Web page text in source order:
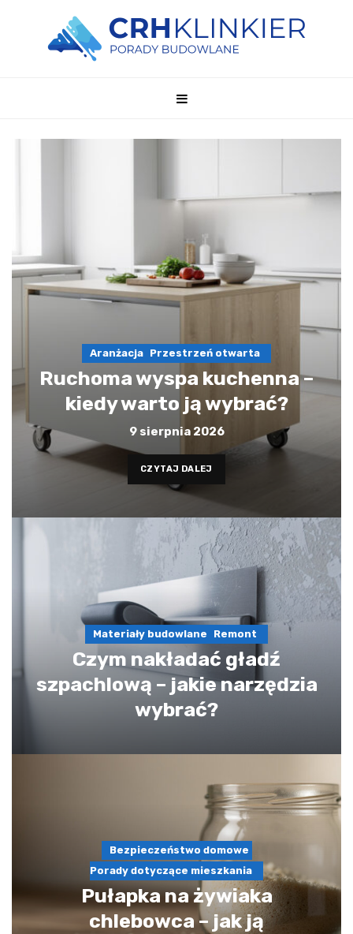
Aranżacja Przestrzeń otwarta
Ruchoma wyspa kuchenna –
kiedy warto ją wybrać?
9 sierpnia 2026
CZYTAJ DALEJ
Materiały budowlane Remont
Czym nakładać gładź
szpachlową – jakie narzędzia
wybrać?
Bezpieczeństwo domowe
Porady dotyczące mieszkania
Pułapka na żywiaka
chlebowca – jak ją